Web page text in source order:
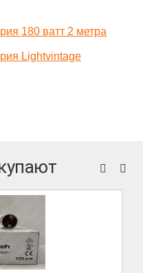
180 ватт 2 метра
Lightvintage